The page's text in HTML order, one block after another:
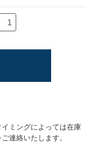
ミングによっては在庫
連絡いたします。